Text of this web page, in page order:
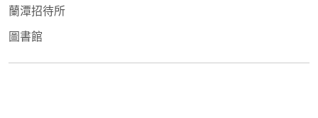
蘭潭招待所
圖書館